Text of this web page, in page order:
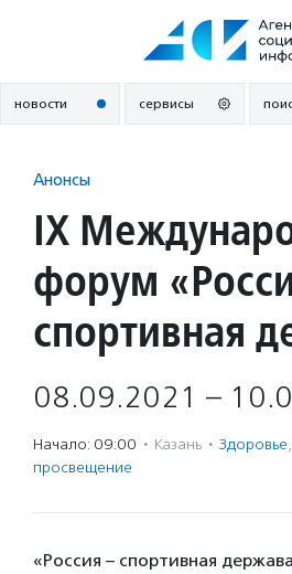
новости сервисы
Анонсы
IX
форум
спортивная
08.09.2021 –
Начало: 09:00 · Казань · Здоровье,
просвещение
«Россия – спортивная